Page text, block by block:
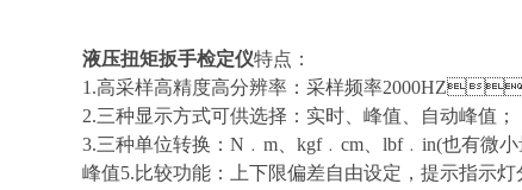
液压扭矩扳手检定仪特点：
1.高采样高精度高分辨率：采样频率
2.三种显示方式可供选择：实时、峰值、自动峰值；
3.三种单位转换：N﹒m、kgf﹒cm、lbf﹒in(也有微
峰值5.比较功能：上下限偏差自由设定，提示指示